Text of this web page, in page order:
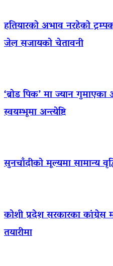
हतियारको अभाव नरहेको
जेल सजायको चेतावनी
‘ब्रोड पिक’ मा ज्यान
स्वयम्भूमा अन्त्येष्टि
सुनचाँदीको मूल्यमा सामान्य
कोशी प्रदेश सरकारका कांग्रेस
तयारीमा